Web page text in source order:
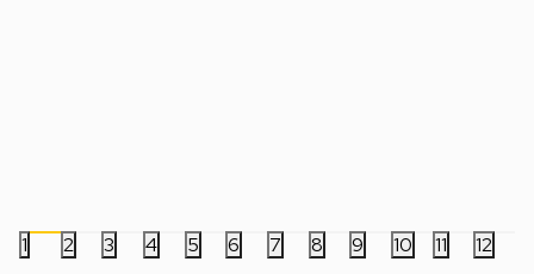
1 2 3 4 5 6 7 8 9 10 11 12